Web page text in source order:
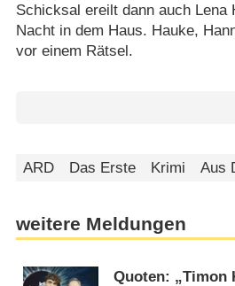
Schicksal ereilt dann auch Lena
Nacht in dem Haus. Hauke,
vor einem Rätsel.
ARD Das Erste Krimi Aus
weitere Meldungen
Quoten: „Timon